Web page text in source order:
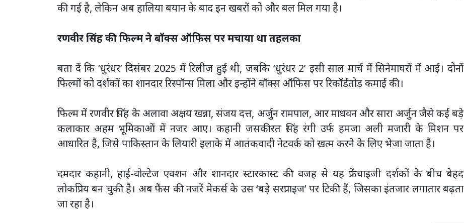
की गई है, लेकिन अब हालिया बयान के बाद इन खबरों को और बल मिल गया है।
रणवीर सिंह की फिल्म ने बॉक्स ऑफिस पर मचाया था तहलका
बता दें कि ‘धुरंधर’ दिसंबर 2025 में रिलीज हुई थी, जबकि ‘धुरंधर 2’ इसी साल मार्च में सिनेमाघरों में आई। दोनों
फिल्मों को दर्शकों का शानदार रिस्पॉन्स मिला और इन्होंने बॉक्स ऑफिस पर रिकॉर्डतोड़ कमाई की।
फिल्म में रणवीर सिंह के अलावा अक्षय खन्ना, संजय दत्त, अर्जुन रामपाल, आर माधवन और सारा अर्जुन जैसे कई बड़े
कलाकार अहम भूमिकाओं में नजर आए। कहानी जसकीरत सिंह रंगी उर्फ हमजा अली मजारी के मिशन पर
आधारित है, जिसे पाकिस्तान के लियारी इलाके में आतंकवादी नेटवर्क को खत्म करने के लिए भेजा जाता है।
दमदार कहानी, हाई-वोल्टेज एक्शन और शानदार स्टारकास्ट की वजह से यह फ्रेंचाइजी दर्शकों के बीच बेहद
लोकप्रिय बन चुकी है। अब फैंस की नजरें मेकर्स के उस ‘बड़े सरप्राइज’ पर टिकी हैं, जिसका इंतजार लगातार बढ़ता
जा रहा है।